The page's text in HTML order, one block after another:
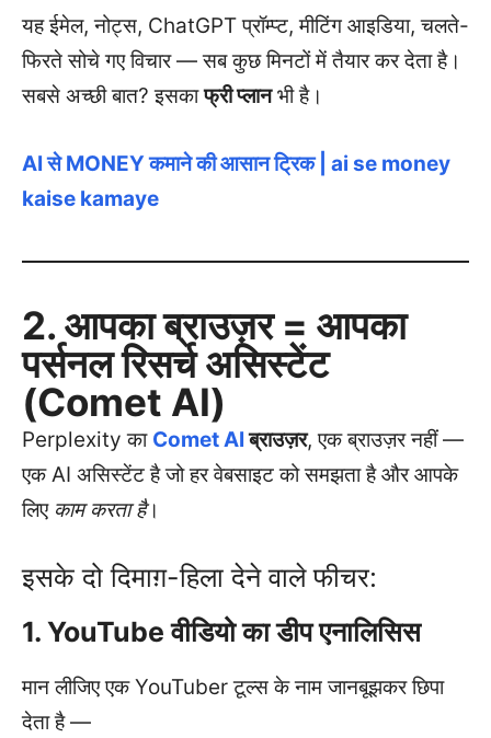
यह ईमेल, नोट्स, ChatGPT प्रॉम्प्ट, मीटिंग आइडिया, चलते-
फिरते सोचे गए विचार — सब कुछ मिनटों में तैयार कर देता है।
सबसे अच्छी बात? इसकाफ्री प्लानभी है।
AI से MONEY कमाने की आसान ट्रिक | ai se money
kaise kamaye
2. आपका ब्राउज़र = आपका
पर्सनल रिसर्च असिस्टेंट
(Comet AI)
Perplexity का Comet AIब्राउज़र, एक ब्राउज़र नहीं —
एक AI असिस्टेंट है जो हर वेबसाइट को समझता है और आपके
लिए काम करता है।
इसके दो दिमाग़-हिला देने वाले फीचर:
1. YouTube वीडियो का डीप एनालिसिस
मान लीजिए एक YouTuber टूल्स के नाम जानबूझकर छिपा
देता है —